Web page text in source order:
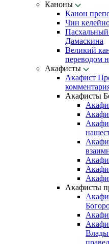
Каноны
Канон
Чин
Дамаскина
Великий
переводом
Акафисты
Акафист
Акафисты
Акафисты